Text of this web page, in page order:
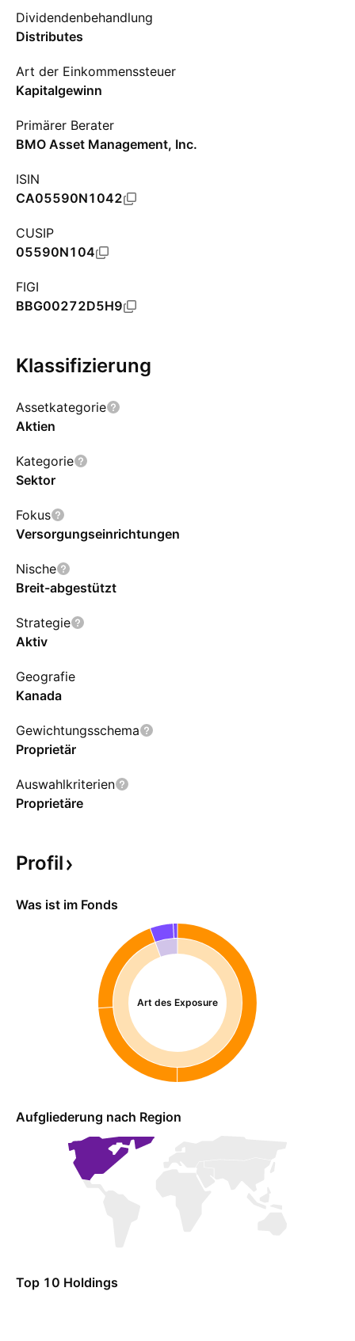
Dividendenbehandlung
Distributes
Art der Einkommenssteuer
Kapitalgewinn
Primärer Berater
BMO Asset Management, Inc.
ISIN
CA05590N1042
CUSIP
05590N104
FIGI
BBG00272D5H9
Klassifizierung
Assetkategorie
Aktien
Kategorie
Sektor
Fokus
Versorgungseinrichtungen
Nische
Breit-abgestützt
Strategie
Aktiv
Geografie
Kanada
Gewichtungsschema
Proprietär
Auswahlkriterien
Proprietäre
Profil
Was ist im Fonds
Art des Exposure
Aufgliederung nach Region
Top 10 Holdings